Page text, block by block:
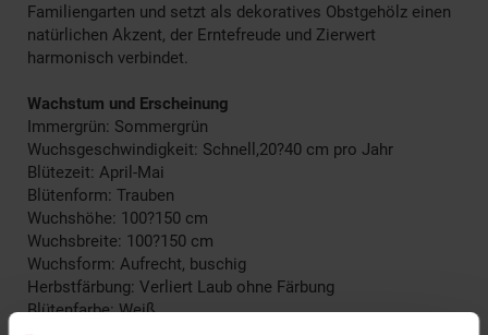
Familiengarten und setzt als dekoratives Obstgehölz einen
natürlichen Akzent, der Erntefreude und Zierwert
harmonisch verbindet.
Wachstum und Erscheinung
Immergrün: Sommergrün
Wuchsgeschwindigkeit: Schnell,20?40 cm pro Jahr
Blütezeit: April-Mai
Blütenform: Trauben
Wuchshöhe: 100?150 cm
Wuchsbreite: 100?150 cm
Wuchsform: Aufrecht, buschig
Herbstfärbung: Verliert Laub ohne Färbung
Blütenfarbe: Weiß